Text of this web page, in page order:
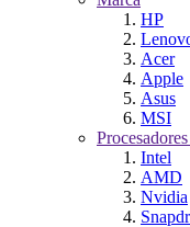
HP
Acer
Apple
Asus
MSI
Intel
AMD
Nvidia